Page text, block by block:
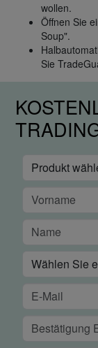
wollen.
Öffnen Sie
Soup".
Sie